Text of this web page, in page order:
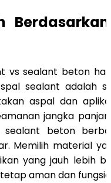
vs sealant beton
sealant adalah
aspal dan
jangka
beton
Memilih material
yang jauh lebih
aman dan